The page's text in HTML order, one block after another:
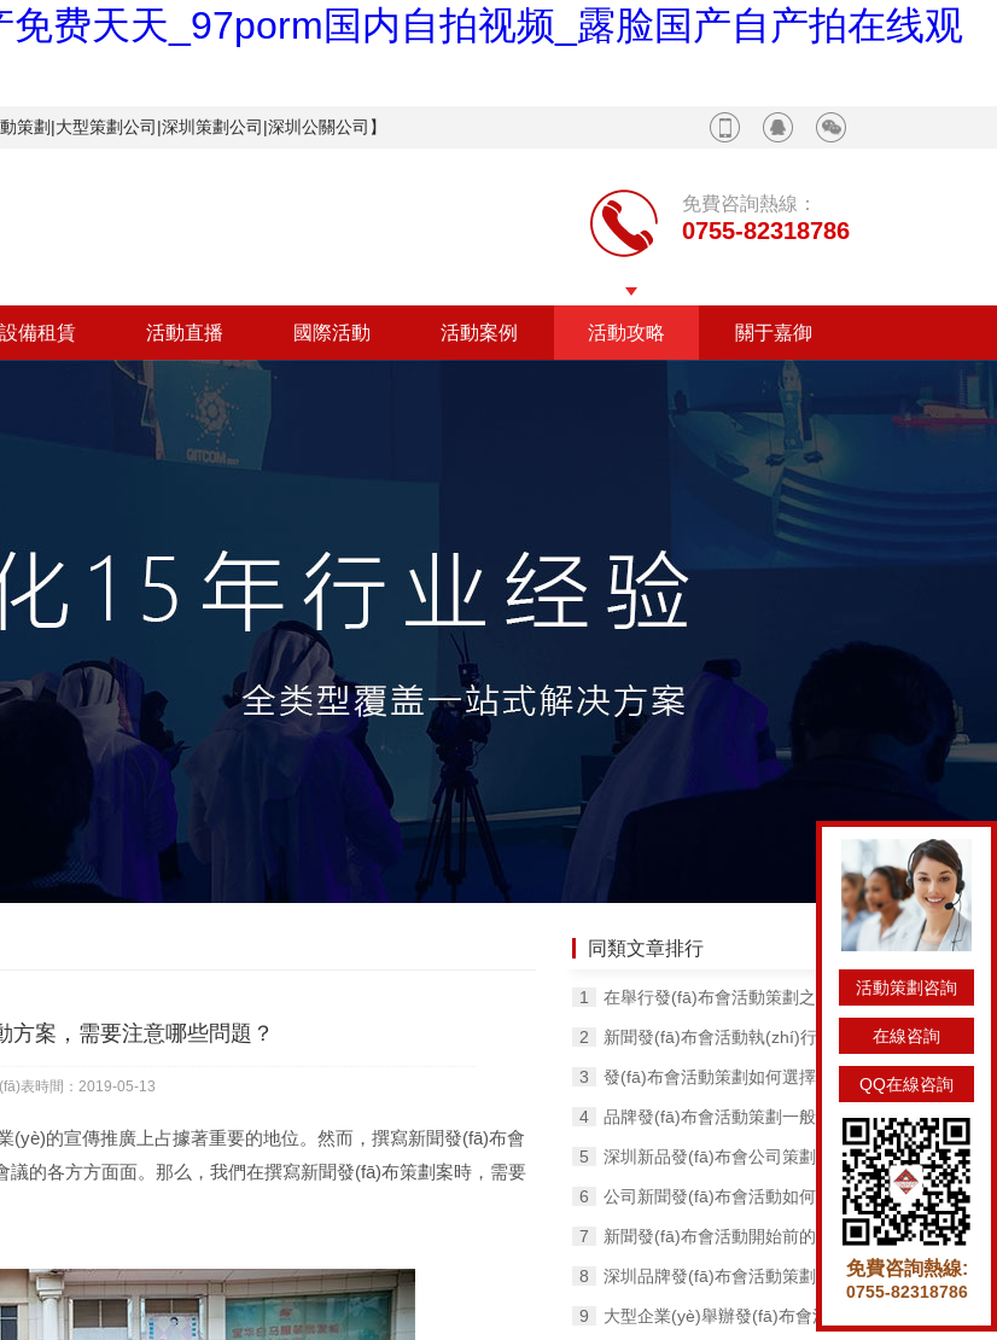
费天天_97porm国内自拍视频_露脸国产自产拍在线观
策劃|大型策劃公司|深圳策劃公司|深圳公關公司】
免費咨詢熱線：
0755-82318786
設備租賃 活動直播 國際活動 活動案例 活動攻略 關于嘉御
案，需要注意哪些問題？
表時間：2019-05-13
(yè)的宣傳推廣上占據著重要的地位。然而，撰寫新聞發(fā)布會
方方面面。那么，我們在撰寫新聞發(fā)布策劃案時，需要
同類文章排行
在舉行發(fā)布會活動策劃之前必須先要了解以下5點發(fā)布會的核心流程
新聞發(fā)布會活動執(zhí)行環(huán)節(jié)要做好哪些管理工作？
發(fā)布會活動策劃如何選擇適合的場地，有哪些方法？
品牌發(fā)布會活動策劃一般有哪幾個階段？
深圳新品發(fā)布會公司策劃發(fā)布會活動的流程
公司新聞發(fā)布會活動如何選擇適合的時間和地址？
新聞發(fā)布會活動開始前的檢查工作以及注意事項
深圳品牌發(fā)布會活動策劃的3大要素！
大型企業(yè)舉辦發(fā)布會活動要考慮哪些因素？
活動策劃咨詢
在線咨詢
QQ在線咨詢
免費咨詢熱線:
0755-82318786